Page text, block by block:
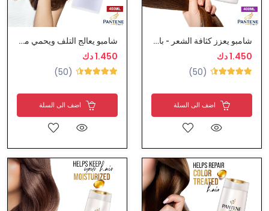
شامبو يعزز كثافة الشعر - بانتين
1.450 دك
(50)
اضف الى السلة
شامبو يعالج التلف ويحمي من التقصف - بانتين
1.450 دك
(50)
اضف الى السلة